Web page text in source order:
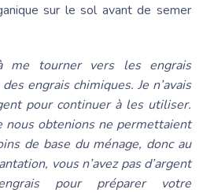
sur le sol avant de semer
me tourner vers les engrais
engrais chimiques. Je n’avais
pour continuer à les utiliser.
obtenions ne permettaient
de base du ménage, donc au
vous n’avez pas d’argent
pour préparer votre